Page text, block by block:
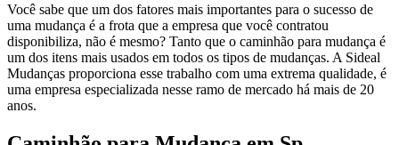
Você sabe que um dos fatores mais importantes para o sucesso de
uma mudança é a frota que a empresa que você contratou
disponibiliza, não é mesmo? Tanto que o caminhão para mudança é
um dos itens mais usados em todos os tipos de mudanças. A Sideal
Mudanças proporciona esse trabalho com uma extrema qualidade, é
uma empresa especializada nesse ramo de mercado há mais de 20
anos.